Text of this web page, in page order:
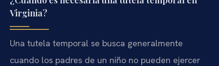
Virginia?
Una tutela temporal se busca generalmente
cuando los padres de un niño no pueden ejercer